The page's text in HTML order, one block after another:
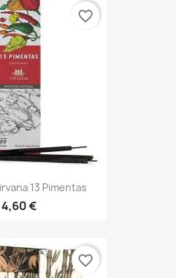
13 Pimentas
4,60 €
favorite_border
favorite_border